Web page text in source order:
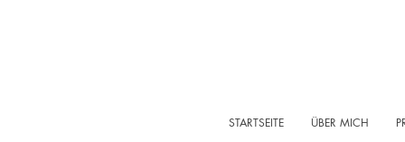
STARTSEITE ÜBER MICH